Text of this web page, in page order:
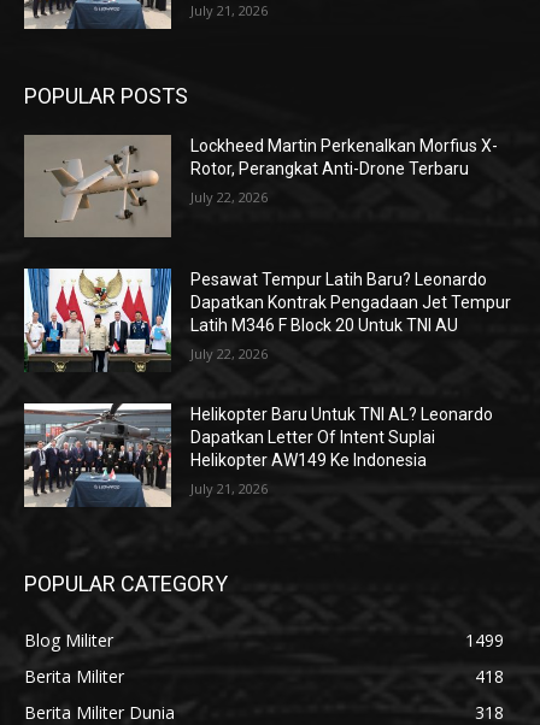
July 21, 2026
POPULAR POSTS
Lockheed Martin Perkenalkan Morfius X-
Rotor, Perangkat Anti-Drone Terbaru
July 22, 2026
Pesawat Tempur Latih Baru? Leonardo
Dapatkan Kontrak Pengadaan Jet Tempur
Latih M346 F Block 20 Untuk TNI AU
July 22, 2026
Helikopter Baru Untuk TNI AL? Leonardo
Dapatkan Letter Of Intent Suplai
Helikopter AW149 Ke Indonesia
July 21, 2026
POPULAR CATEGORY
Blog Militer
1499
Berita Militer
418
Berita Militer Dunia
318